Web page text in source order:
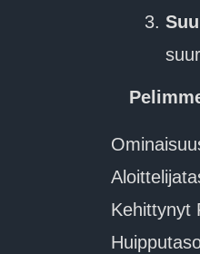
Kehittynyt